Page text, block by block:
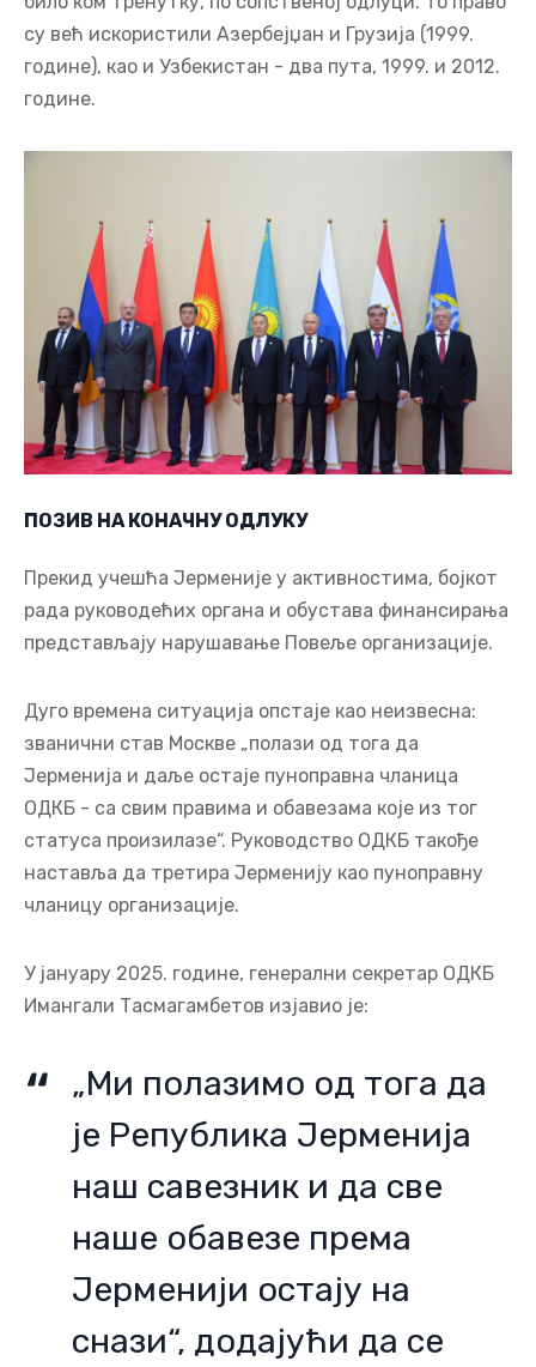
су већ искористили Азербејџан и Грузија (1999.
године), као и Узбекистан - два пута, 1999. и 2012.
године.
ПОЗИВ НА КОНАЧНУ ОДЛУКУ
Прекид учешћа Јерменије у активностима, бојкот
рада руководећих органа и обустава финансирања
представљају нарушавање Повеље организације.
Дуго времена ситуација опстаје као неизвесна:
званични став Москве „полази од тога да
Јерменија и даље остаје пуноправна чланица
ОДКБ - са свим правима и обавезама које из тог
статуса произилазе“. Руководство ОДКБ такође
наставља да третира Јерменију као пуноправну
чланицу организације.
У јануару 2025. године, генерални секретар ОДКБ
Имангали Тасмагамбетов изјавио је:
„Ми полазимо од тога да
је Република Јерменија
наш савезник и да све
наше обавезе према
Јерменији остају на
снази“, додајући да се